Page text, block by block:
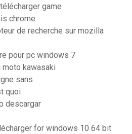
game
chrome
de recherche sur mozilla
pour pc windows 7
moto kawasaki
sans
quoi
descargar
for windows 10 64 bit